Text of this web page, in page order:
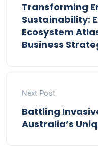
Transforming
Sustainability:
Ecosystem
Business
Next Post
Battling
Australia’s